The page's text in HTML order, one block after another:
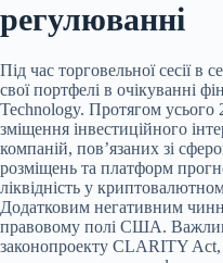
регулюванні
Під час торговельної сесії в
свої портфелі в очікуванні
Technology. Протягом усього
зміщення інвестиційного
компаній, пов’язаних зі
розміщень та платформ
ліквідність у
Додатковим негативним
правовому полі США.
законопроекту CLARITY